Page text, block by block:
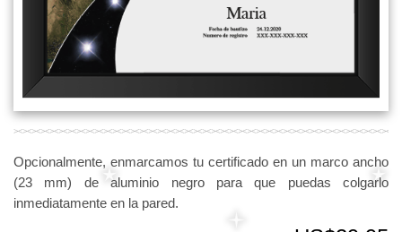
Opcionalmente, enmarcamos tu certificado en un marco ancho
(23 mm) de aluminio negro para que puedas colgarlo
inmediatamente en la pared.